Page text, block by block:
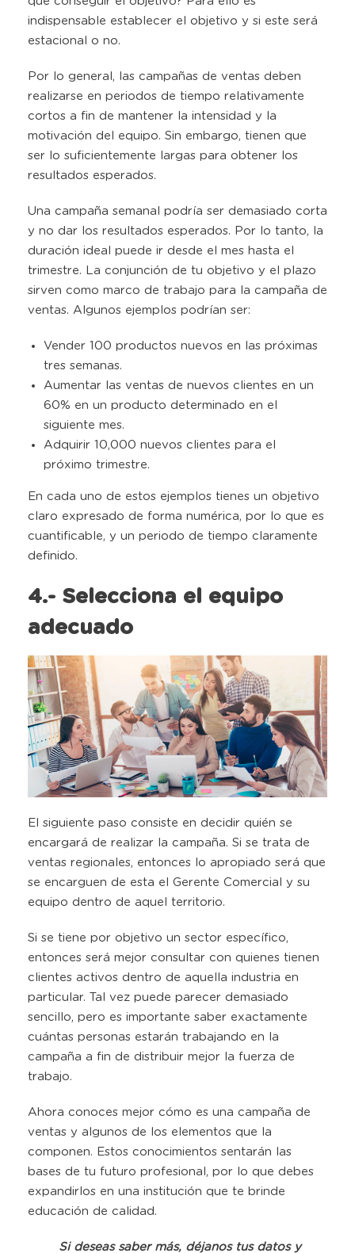
indispensable establecer el objetivo y si este será
estacional o no.
Por lo general, las campañas de ventas deben
realizarse en periodos de tiempo relativamente
cortos a fin de mantener la intensidad y la
motivación del equipo. Sin embargo, tienen que
ser lo suficientemente largas para obtener los
resultados esperados.
Una campaña semanal podría ser demasiado corta
y no dar los resultados esperados. Por lo tanto, la
duración ideal puede ir desde el mes hasta el
trimestre. La conjunción de tu objetivo y el plazo
sirven como marco de trabajo para la campaña de
ventas. Algunos ejemplos podrían ser:
Vender 100 productos nuevos en las próximas
tres semanas.
Aumentar las ventas de nuevos clientes en un
60% en un producto determinado en el
siguiente mes.
Adquirir 10,000 nuevos clientes para el
próximo trimestre.
En cada uno de estos ejemplos tienes un objetivo
claro expresado de forma numérica, por lo que es
cuantificable, y un periodo de tiempo claramente
definido.
4.- Selecciona el equipo
adecuado
El siguiente paso consiste en decidir quién se
encargará de realizar la campaña. Si se trata de
ventas regionales, entonces lo apropiado será que
se encarguen de esta el Gerente Comercial y su
equipo dentro de aquel territorio.
Si se tiene por objetivo un sector específico,
entonces será mejor consultar con quienes tienen
clientes activos dentro de aquella industria en
particular. Tal vez puede parecer demasiado
sencillo, pero es importante saber exactamente
cuántas personas estarán trabajando en la
campaña a fin de distribuir mejor la fuerza de
trabajo.
Ahora conoces mejor cómo es una campaña de
ventas y algunos de los elementos que la
componen. Estos conocimientos sentarán las
bases de tu futuro profesional, por lo que debes
expandirlos en una institución que te brinde
educación de calidad.
Si deseas saber más, déjanos tus datos y